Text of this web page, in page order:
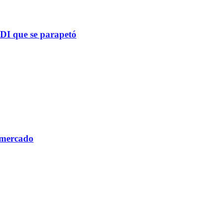
que se parapetó